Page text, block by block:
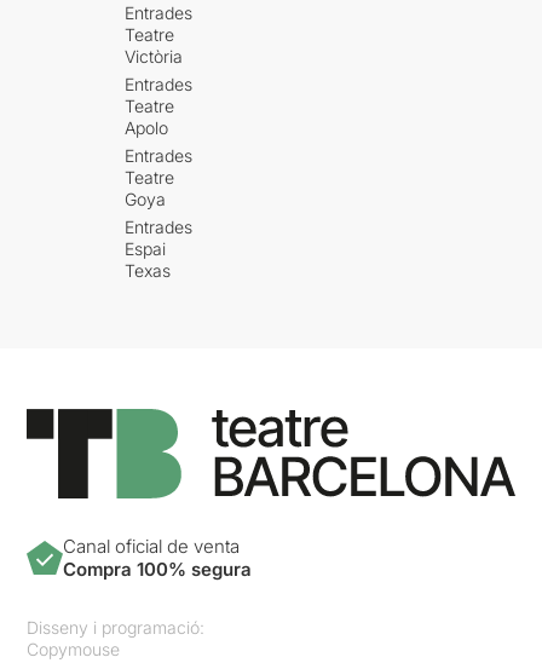
Entrades
Teatre
Victòria
Entrades
Teatre
Apolo
Entrades
Teatre
Goya
Entrades
Espai
Texas
Canal oficial de venta
Compra 100% segura
Disseny i programació:
Copymouse